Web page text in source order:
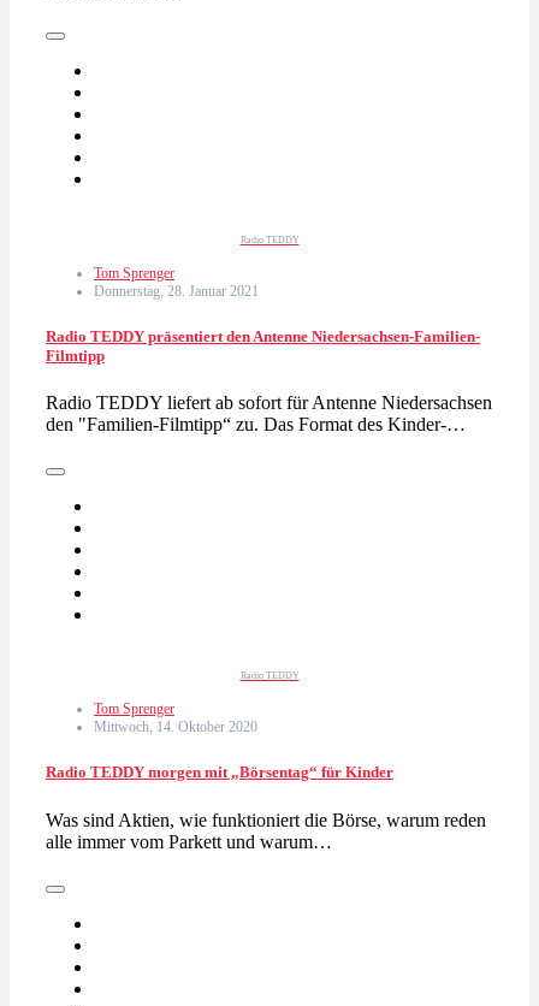
Radio TEDDY
Tom Sprenger
Donnerstag, 28. Januar 2021
Radio TEDDY präsentiert den Antenne Niedersachsen-Familien-
Filmtipp
Radio TEDDY liefert ab sofort für Antenne Niedersachsen
den "Familien-Filmtipp“ zu. Das Format des Kinder-…
Radio TEDDY
Tom Sprenger
Mittwoch, 14. Oktober 2020
Radio TEDDY morgen mit „Börsentag“ für Kinder
Was sind Aktien, wie funktioniert die Börse, warum reden
alle immer vom Parkett und warum…